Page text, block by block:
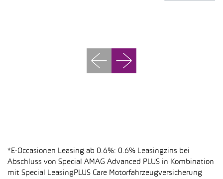
*E-Occasionen Leasing ab 0.6%: 0.6% Leasingzins bei
Abschluss von Special AMAG Advanced PLUS in Kombination
mit Special LeasingPLUS Care Motorfahrzeugversicherung